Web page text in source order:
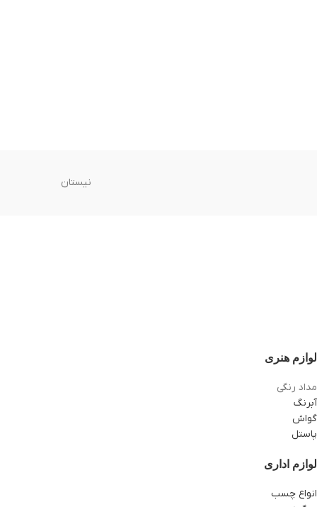
نیستان
لوازم هنری
مداد رنگی
آبرنگ
گواش
پاستل
لوازم اداری
انواع چسب